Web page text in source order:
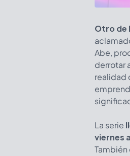
Otro de
Abe,
derrotar
realidad
La serie
viernes
También